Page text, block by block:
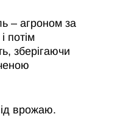
– агроном за
потім
зберігаючи
врожаю.